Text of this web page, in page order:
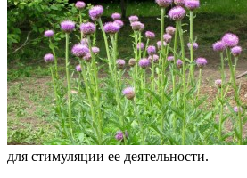
для стимуляции ее деятельности.